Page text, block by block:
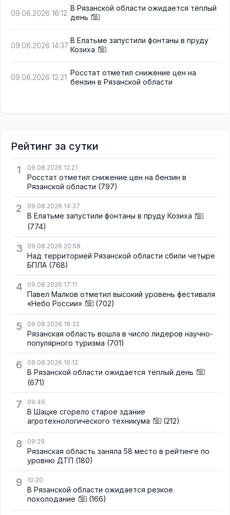
09.08.2026 16:12
В Рязанской области ожидается тёплый
день
09.08.2026 14:37
В Елатьме запустили фонтаны в пруду
Козиха
09.08.2026 12:21
Росстат отметил снижение цен на
бензин в Рязанской области
Рейтинг за сутки
1
09.08.2026 12:21
Росстат отметил снижение цен на бензин в
Рязанской области (797)
2 09.08.2026 14:37
В Елатьме запустили фонтаны в пруду Козиха
(774)
3 09.08.2026 20:58
Над территорией Рязанской области сбили четыре
БПЛА (768)
4 09.08.2026 17:11
Павел Малков отметил высокий уровень фестиваля
«Небо России»
(702)
5 09.08.2026 18:32
Рязанская область вошла в число лидеров научно-
популярного туризма (701)
6 09.08.2026 16:12
В Рязанской области ожидается тёплый день
(671)
7 09:49
В Шацке сгорело старое здание
агротехнологического техникума
(212)
8 09:29
Рязанская область заняла 58 место в рейтинге по
уровню ДТП (180)
9 10:20
В Рязанской области ожидается резкое
похолодание
(166)